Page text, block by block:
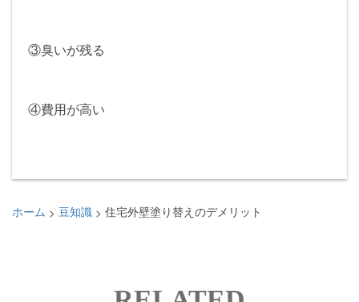
③臭いが残る
④費用が高い
ホーム > 豆知識 > 住宅外壁塗り替えのデメリット